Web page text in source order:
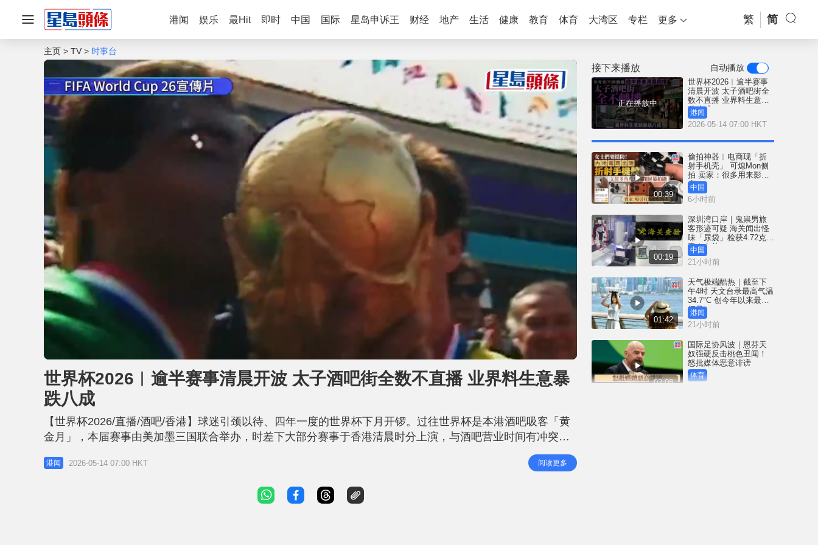
港闻 娱乐 最Hit 即时 中国 国际 星岛申诉王 财经 地产 生活 健康 教育 体育 大湾区 专栏 更多 繁 简
主页 TV 时事台
n
u
t
e
L
o
d
e
d
:
8
%
世界杯2026︱逾半赛事清晨开波 太子酒吧街全数不直播 业界料生意暴
跌八成
【世界杯2026/直播/酒吧/香港】球迷引颈以待、四年一度的世界杯下月开锣。过往世界杯是本港酒吧吸客「黄
金月」，本届赛事由美加墨三国联合举办，时差下大部分赛事于香港清晨时分上演，与酒吧营业时间有冲突，
《星岛头条》记者近日访问太子酒吧街负责人，更全部表明今届不会直播世界杯。香港酒吧业协会预计，高达
一半酒吧将放弃转播赛事，业界整体生意额将由上届的7亿元，暴跌超过八成至仅约1.5亿元。 赛事时间与营业
港闻 2026-05-14 07:00 HKT 阅读更多
接下来播放 自动播放
正在播放中
世界杯2026︱逾半赛事
清晨开波 太子酒吧街全
数不直播 业界料生意暴
跌八成
港闻
2026-05-14 07:00 HKT
00:39
偷拍神器︱电商现「折
射手机壳」 可熄Mon侧
拍 卖家：很多用来影裙
底
中国
6小时前
00:19
深圳湾口岸｜鬼祟男旅
客形迹可疑 海关闻出怪
味「尿袋」检获4.72克冰
毒｜有片
中国
21小时前
01:42
天气极端酷热｜截至下
午4时 天文台录最高气温
34.7°C 创今年以来最高
纪录
港闻
21小时前
02:08
国际足协风波｜恩芬天
奴强硬反击桃色丑闻！
怒批媒体恶意诽谤
体育